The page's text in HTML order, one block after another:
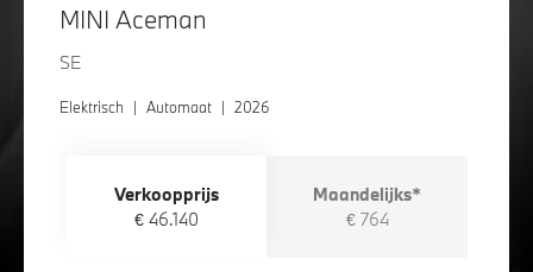
MINI Aceman
SE
Elektrisch | Automaat | 2026
Verkoopprijs
€ 46.140
Maandelijks*
€ 764